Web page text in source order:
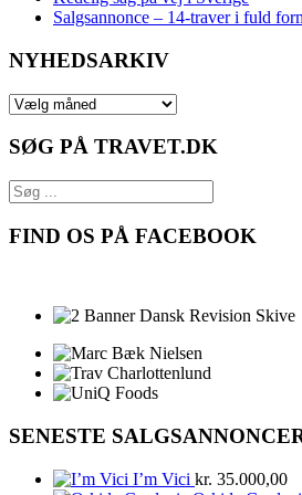
Salgsannonce – 14‑traver i fuld
NYHEDSARKIV
NYHEDSARKIV
SØG PÅ TRAVET.DK
FIND OS PÅ FACEBOOK
SENESTE
I’m Vici kr. 35.000,00